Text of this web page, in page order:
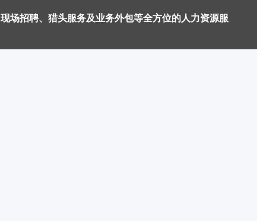
场招聘、猎头服务及业务外包等全方位的人力资源服